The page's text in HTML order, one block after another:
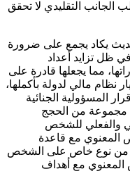
الجانب التقليدي لا تحقق
يكاد يجمع على ضرورة
ظل تزايد أعداد
مما يجعلها قادرة على
نظام مالي لدولة بأكملها،
المسؤولية الجنائية
مجموعة من الحجج
والفعلي للشخص
المعنوي مع قاعدة
من نوع خاص على الشخص
المعنوي مع أهداف